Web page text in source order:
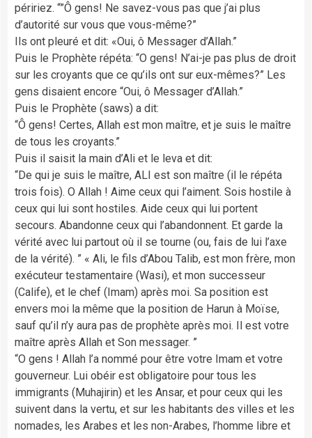
péririez. “”Ô gens! Ne savez-vous pas que j’ai plus
d’autorité sur vous que vous-même?”
Ils ont pleuré et dit: «Oui, ô Messager d’Allah.”
Puis le Prophète répéta: “O gens! N’ai-je pas plus de droit
sur les croyants que ce qu’ils ont sur eux-mêmes?” Les
gens disaient encore “Oui, ô Messager d’Allah.”
Puis le Prophète (saws) a dit:
“Ô gens! Certes, Allah est mon maître, et je suis le maître
de tous les croyants.”
Puis il saisit la main d’Ali et le leva et dit:
“De qui je suis le maître, ALI est son maître (il le répéta
trois fois). O Allah ! Aime ceux qui l’aiment. Sois hostile à
ceux qui lui sont hostiles. Aide ceux qui lui portent
secours. Abandonne ceux qui l’abandonnent. Et garde la
vérité avec lui partout où il se tourne (ou, fais de lui l’axe
de la vérité). ” « Ali, le fils d’Abou Talib, est mon frère, mon
exécuteur testamentaire (Wasi), et mon successeur
(Calife), et le chef (Imam) après moi. Sa position est
envers moi la même que la position de Harun à Moïse,
sauf qu’il n’y aura pas de prophète après moi. Il est votre
maître après Allah et Son messager. ”
“O gens ! Allah l’a nommé pour être votre Imam et votre
gouverneur. Lui obéir est obligatoire pour tous les
immigrants (Muhajirin) et les Ansar, et pour ceux qui les
suivent dans la vertu, et sur les habitants des villes et les
nomades, les Arabes et les non-Arabes, l’homme libre et